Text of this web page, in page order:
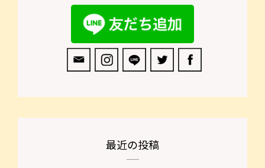
最近の投稿